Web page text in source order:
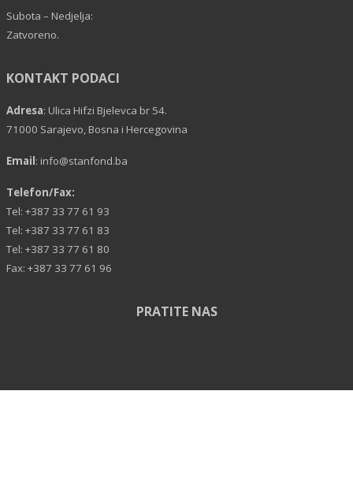
Subota – Nedjelja:
Zatvoreno.
KONTAKT PODACI
Adresa: Ulica Hifzi Bjelevca br 54.
71000 Sarajevo, Bosna i Hercegovina
Email: info@stanfond.ba
Telefon/Fax:
Tel: +387 33 77 61 93
Tel: +387 33 77 61 83
Tel: +387 33 77 61 80
Fax: +387 33 77 61 96
PRATITE NAS